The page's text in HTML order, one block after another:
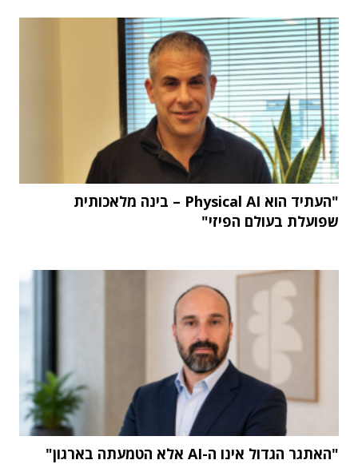
"העתיד הוא Physical AI – בינה מלאכותית
שפועלת בעולם הפיזי"
"האתגר הגדול אינו ה-AI אלא הטמעתה בארגון"